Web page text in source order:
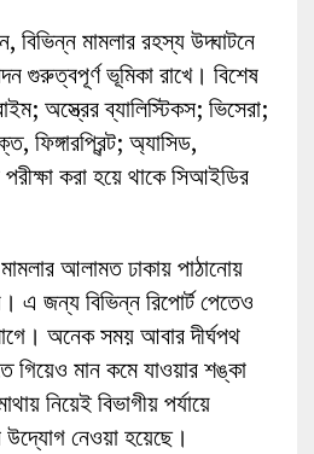
বিভিন্ন মামলার রহস্য উদ্ঘাটনে
গুরুত্বপূর্ণ ভূমিকা রাখে। বিশেষ
অস্ত্রের ব্যালিস্টিকস; ভিসেরা;
ফিঙ্গারপ্রিন্ট; অ্যাসিড,
করা হয়ে থাকে সিআইডির
মামলার আলামত ঢাকায় পাঠানোয়
এ জন্য বিভিন্ন রিপোর্ট পেতেও
অনেক সময় আবার দীর্ঘপথ
মান কমে যাওয়ার শঙ্কা
নিয়েই বিভাগীয় পর্যায়ে
উদ্যোগ নেওয়া হয়েছে।